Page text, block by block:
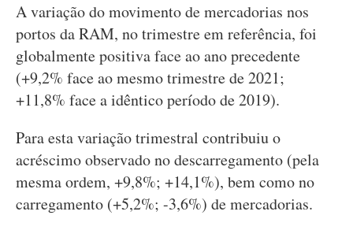
A variação do movimento de mercadorias nos
portos da RAM, no trimestre em referência, foi
globalmente positiva face ao ano precedente
(+9,2% face ao mesmo trimestre de 2021;
+11,8% face a idêntico período de 2019).
Para esta variação trimestral contribuiu o
acréscimo observado no descarregamento (pela
mesma ordem, +9,8%; +14,1%), bem como no
carregamento (+5,2%; -3,6%) de mercadorias.